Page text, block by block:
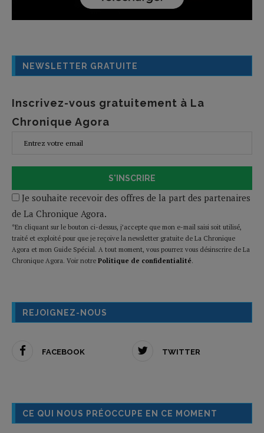
NEWSLETTER GRATUITE
Inscrivez-vous gratuitement à La
Chronique Agora
S'INSCRIRE
Je souhaite recevoir des offres de la part des partenaires
de La Chronique Agora.
*En cliquant sur le bouton ci-dessus, j’accepte que mon e-mail saisi soit utilisé,
traité et exploité pour que je reçoive la newsletter gratuite de La Chronique
Agora et mon Guide Spécial. A tout moment, vous pourrez vous désinscrire de La
Chronique Agora. Voir notre Politique de confidentialité.
REJOIGNEZ-NOUS
FACEBOOK TWITTER
CE QUI NOUS PRÉOCCUPE EN CE MOMENT